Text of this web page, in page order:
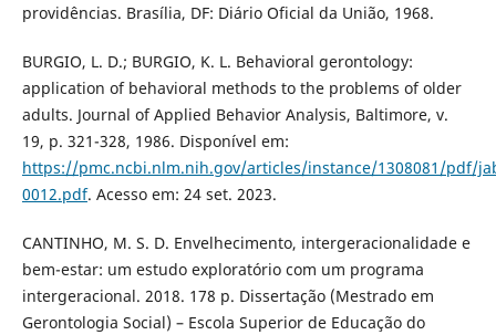
providências. Brasília, DF: Diário Oficial da União, 1968.
BURGIO, L. D.; BURGIO, K. L. Behavioral gerontology:
application of behavioral methods to the problems of older
adults. Journal of Applied Behavior Analysis, Baltimore, v.
19, p. 321-328, 1986. Disponível em:
https://pmc.ncbi.nlm.nih.gov/articles/instance/1308081/pdf/
0012.pdf. Acesso em: 24 set. 2023.
CANTINHO, M. S. D. Envelhecimento, intergeracionalidade e
bem-estar: um estudo exploratório com um programa
intergeracional. 2018. 178 p. Dissertação (Mestrado em
Gerontologia Social) – Escola Superior de Educação do